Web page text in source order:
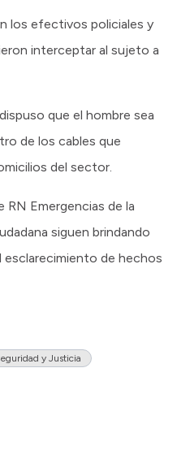
los efectivos policiales y
interceptar al sujeto a
que el hombre sea
de los cables que
del sector.
RN Emergencias de la
siguen brindando
de hechos
y Justicia